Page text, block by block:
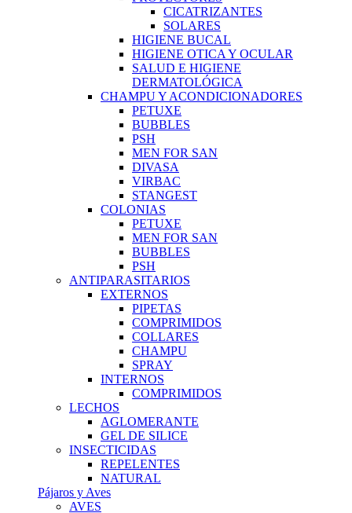
CICATRIZANTES
SOLARES
HIGIENE BUCAL
HIGIENE OTICA Y OCULAR
SALUD E HIGIENE
DERMATOLÓGICA
CHAMPU Y ACONDICIONADORES
PETUXE
BUBBLES
PSH
MEN FOR SAN
DIVASA
VIRBAC
STANGEST
COLONIAS
PETUXE
MEN FOR SAN
BUBBLES
PSH
ANTIPARASITARIOS
EXTERNOS
PIPETAS
COMPRIMIDOS
COLLARES
CHAMPU
SPRAY
INTERNOS
COMPRIMIDOS
LECHOS
AGLOMERANTE
GEL DE SILICE
INSECTICIDAS
REPELENTES
NATURAL
Pájaros y Aves
AVES